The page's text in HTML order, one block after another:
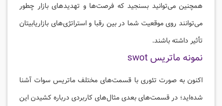
همچنین می‌توانید بسنجید که فرصت‌ها و تهدیدهای بازار چطور
می‌توانند روی موقعیت شما در بین رقبا و استراتژی‌های بازاریابیتان
تأثیر داشته باشند.
نمونه ماتریس swot
اکنون به صورت تئوری با قسمت‌های مختلف ماتریس سوات آشنا
شده‌اید؛ در قسمت‌های بعدی مثال‌های کاربردی درباره کشیدن این